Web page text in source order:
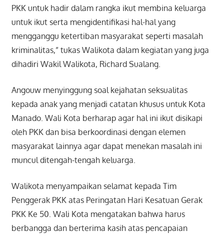
PKK untuk hadir dalam rangka ikut membina keluarga
untuk ikut serta mengidentifikasi hal-hal yang
mengganggu ketertiban masyarakat seperti masalah
kriminalitas,” tukas Walikota dalam kegiatan yang juga
dihadiri Wakil Walikota, Richard Sualang.
Angouw menyinggung soal kejahatan seksualitas
kepada anak yang menjadi catatan khusus untuk Kota
Manado. Wali Kota berharap agar hal ini ikut disikapi
oleh PKK dan bisa berkoordinasi dengan elemen
masyarakat lainnya agar dapat menekan masalah ini
muncul ditengah-tengah keluarga.
Walikota menyampaikan selamat kepada Tim
Penggerak PKK atas Peringatan Hari Kesatuan Gerak
PKK Ke 50. Wali Kota mengatakan bahwa harus
berbangga dan berterima kasih atas pencapaian